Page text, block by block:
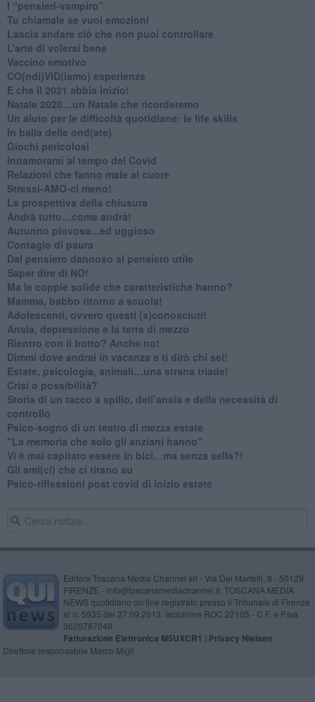
​I “pensieri-vampiro”
​Tu chiamale se vuoi emozioni
​Lascia andare ciò che non puoi controllare
L’arte di volersi bene
​Vaccino emotivo
CO(ndi)VID(iamo) esperienze
​E che il 2021 abbia inizio!
​Natale 2020…un Natale che ricorderemo
Un aiuto per le difficoltà quotidiane: le life skills
​In balia delle ond(ate)
Giochi pericolosi
Innamorarsi al tempo del Covid
​Relazioni che fanno male al cuore
​Stressi-AMO-ci meno!
​La prospettiva della chiusura
​Andrà tutto…come andrà!
Autunno piovoso...ed uggioso
​Contagio di paura
​Dal pensiero dannoso al pensiero utile
​Saper dire di NO!
​Ma le coppie solide che caratteristiche hanno?
​Mamma, babbo ritorno a scuola!
Adolescenti, ovvero questi (s)conosciuti!
Ansia, depressione e la terra di mezzo
​Rientro con il botto? Anche no!
Dimmi dove andrai in vacanza e ti dirò chi sei!
​Estate, psicologia, animali…una strana triade!
​Crisi o possibilità?
​Storia di un tacco a spillo, dell’ansia e della necessità di
controllo
​Psico-sogno di un teatro di mezza estate
"La memoria che solo gli anziani hanno"
​Vi è mai capitato essere in bici…ma senza sella?!
​Gli ami(ci) che ci tirano su
Psico-riflessioni post covid di inizio estate
Editore Toscana Media Channel srl - Via Dei Martelli, 8 - 50129
FIRENZE - info@toscanamediachannel.it. TOSCANA MEDIA
NEWS quotidiano on line registrato presso il Tribunale di Firenze
al n. 5935 del 27.09.2013. Iscrizione ROC 22105 - C.F. e P.Iva
0620787048
Fatturazione Elettronica M5UXCR1 | Privacy Nielsen
Direttore responsabile Marco Migli